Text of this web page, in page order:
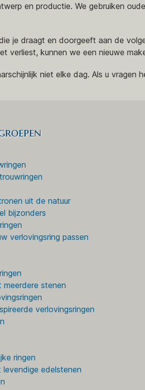
en productie. We gebruiken
je draagt en doorgeeft aan de
verliest, kunnen we een nieuwe
niet elke dag. Als u vragen
uit de natuur
bijzonders
verlovingsring passen
meerdere stenen
verlovingsringen
ringen
levendige edelstenen